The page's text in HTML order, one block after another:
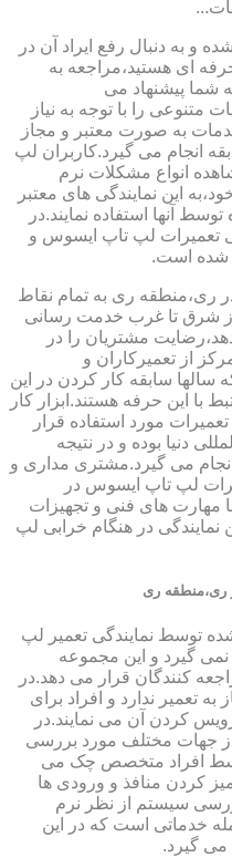
به دنبال رفع ایراد آن در
ای هستید،مراجعه به
شما پیشنهاد می
را با توجه به نیاز
به صورت معتبر و مجاز
انجام می گیرد.کاربران لپ
انواع مشکلات نرم
این نمایندگی های معتبر
آنها استفاده نمایند.در
تعمیرات لپ تاپ ایسوس و
شده است.
ری،منطقه ری به تمام نقاط
شرق تا غرب خدمت رسانی
مشتریان را در
از تعمیرکاران و
سابقه کار کردن در این
با این حرفه هستند.ابزار کار
مورد استفاده قرار
دنیا بوده و در نتیجه
می گیرد.مشتری مداری و
لپ تاپ ایسوس در
مهارت های فنی و تجهیزات
نمایندگی در هنگام خرابی لپ
ری،منطقه ری
توسط نمایندگی تعمیر لپ
گیرد و این مجموعه
کنندگان قرار می دهد.در
تعمیر ندارد و افراد برای
کردن آن می نمایند.در
جهات مختلف مورد بررسی
افراد متخصص چک می
کردن منافذ و ورودی ها
سیستم از نظر نرم
خدماتی است که در این
گیرد.